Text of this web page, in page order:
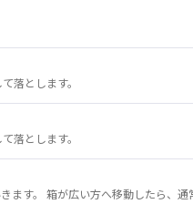
落とします。
落とします。
ます。 箱が広い方へ移動したら、